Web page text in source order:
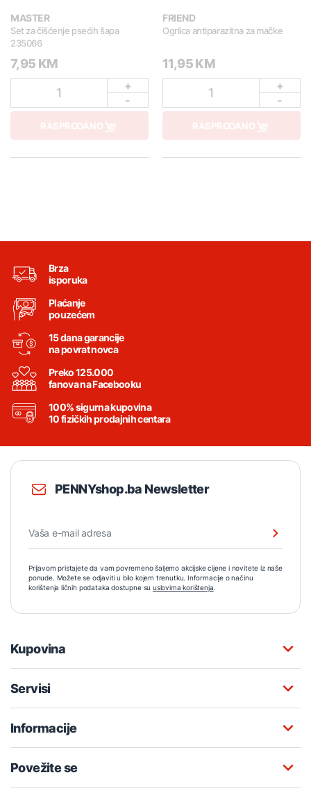
MASTER
Set za čišćenje psećih šapa
235066
7,95 KM
1
+
-
RASPRODANO
FRIEND
Ogrlica antiparazitna za mačke
11,95 KM
1
+
-
RASPRODANO
Brza
isporuka
Plaćanje
pouzećem
15 dana garancije
na povrat novca
Preko 125.000
fanova na Facebooku
100% sigurna kupovina
10 fizičkih prodajnih centara
PENNYshop.ba Newsletter
Prijavom pristajete da vam povremeno šaljemo akcijske cijene i novitete iz naše
ponude. Možete se odjaviti u bilo kojem trenutku. Informacije o načinu
korištenja ličnih podataka dostupne su uslovima korištenja.
Kupovina
Servisi
Informacije
Povežite se